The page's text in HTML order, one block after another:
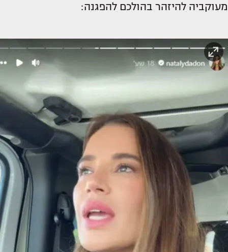
מעוקביה להיזהר בהולכם להפגנה: